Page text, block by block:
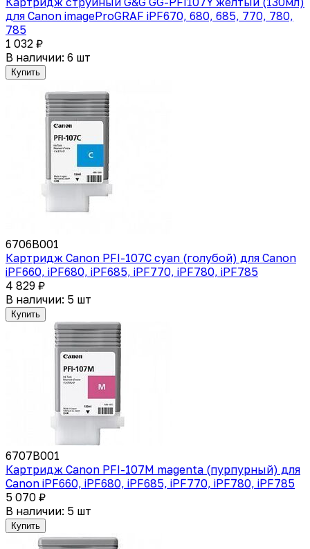
для Canon imageProGRAF iPF670, 680, 685, 770, 780,
785
1 032 ₽
В наличии: 6 шт
Купить
6706B001
Картридж Canon PFI-107C cyan (голубой) для Canon
iPF660, iPF680, iPF685, iPF770, iPF780, iPF785
4 829 ₽
В наличии: 5 шт
Купить
6707B001
Картридж Canon PFI-107M magenta (пурпурный) для
Canon iPF660, iPF680, iPF685, iPF770, iPF780, iPF785
5 070 ₽
В наличии: 5 шт
Купить